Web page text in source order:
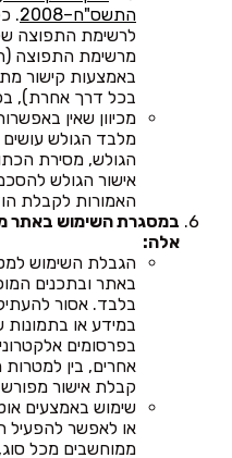
התשס"ח–2008
.
לרשימת התפוצה
מרשימת התפוצה
באמצעות קישור
בכל דרך אחרת),
מכיוון שאין
מלבד הגולש עושים
הגולש, מסירת
אישור הגולש
האמורות לקבלת
במסגרת השימוש באתר
אלה:
הגבלת השימוש
באתר ובתכנים
בלבד. אסור
במידע או
בפרסומים
אחרים, בין
קבלת אישור
שימוש באמצעים
או לאפשר להפעיל